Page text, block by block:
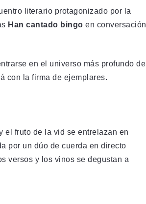
literario protagonizado por la
Han cantado bingo en conversación
en el universo más profundo de
con la firma de ejemplares.
el fruto de la vid se entrelazan en
por un dúo de cuerda en directo
versos y los vinos se degustan a